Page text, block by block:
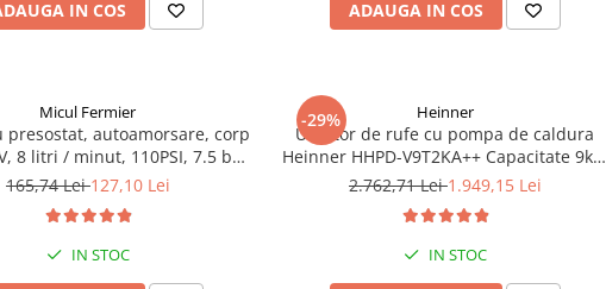
IN COS ADAUGA IN COS
Micul Fermier
presostat, autoamorsare, corp
8 litri / minut, 110PSI, 7.5 bari
Pandora
165,74 Lei127,10 Lei
IN STOC
-29% Heinner
Uscator de rufe cu pompa de caldura
Heinner HHPD-V9T2KA++ Capacitate 9kg,
Clasa A++, 15 programe, Display LED,
2.762,71 Lei1.949,15 Lei
IN STOC